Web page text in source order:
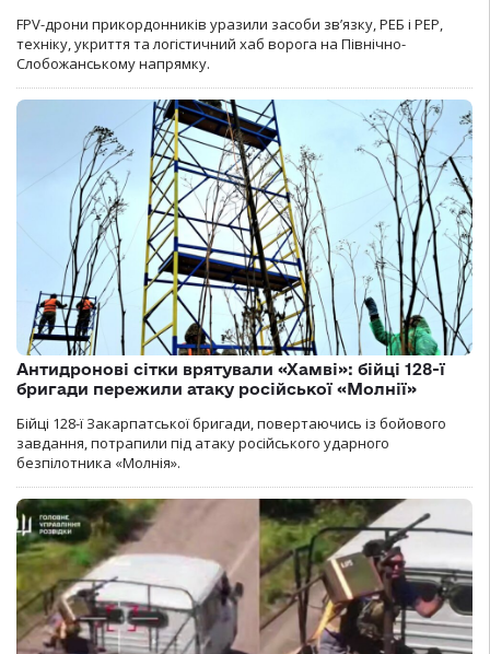
FPV-дрони прикордонників уразили засоби зв’язку, РЕБ і РЕР,
техніку, укриття та логістичний хаб ворога на Північно-
Слобожанському напрямку.
Антидронові сітки врятували «Хамві»: бійці 128-ї
бригади пережили атаку російської «Молнії»
Бійці 128-ї Закарпатської бригади, повертаючись із бойового
завдання, потрапили під атаку російського ударного
безпілотника «Молнія».